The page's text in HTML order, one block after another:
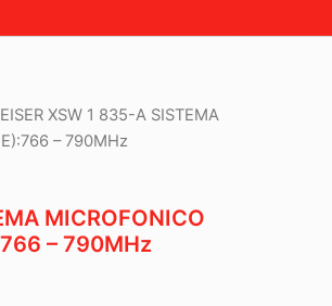
XSW 1 835-A SISTEMA
– 790MHz
MICROFONICO
– 790MHz